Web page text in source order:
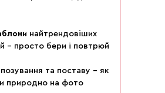
і реквізитом
для предметів: природне і
найтрендовіших
- просто бери і повтрюй
та поставу - як
природно на фото